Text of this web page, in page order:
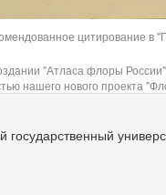
цитирование в
"Атласа флоры
нашего нового проекта
государственный